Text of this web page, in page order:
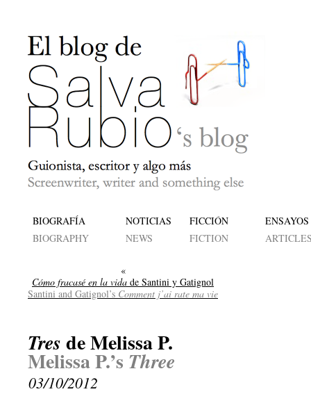
BIOGRAFÍA
BIOGRAPHY
NOTICIAS
NEWS
FICCIÓN
FICTION
ENSAYOS
«
Cómo fracasé en la vida de Santini y Gatignol
Santini and Gatignol’s Comment j’ai rate ma vie
Tres de Melissa P.
Melissa P.’s Three
03/10/2012